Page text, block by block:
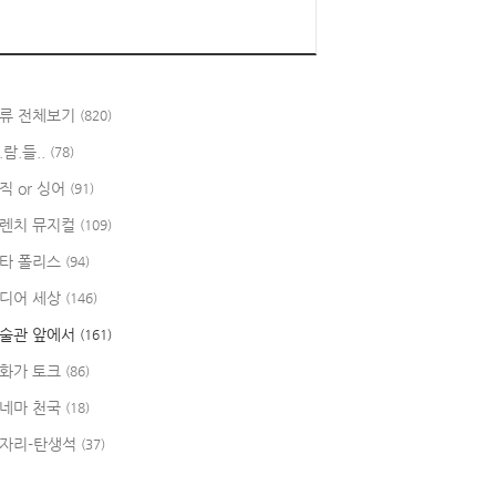
전체보기 (820)
.들.. (78)
or 싱어 (91)
치 뮤지컬 (109)
폴리스 (94)
어 세상 (146)
관 앞에서 (161)
가 토크 (86)
마 천국 (18)
리-탄생석 (37)